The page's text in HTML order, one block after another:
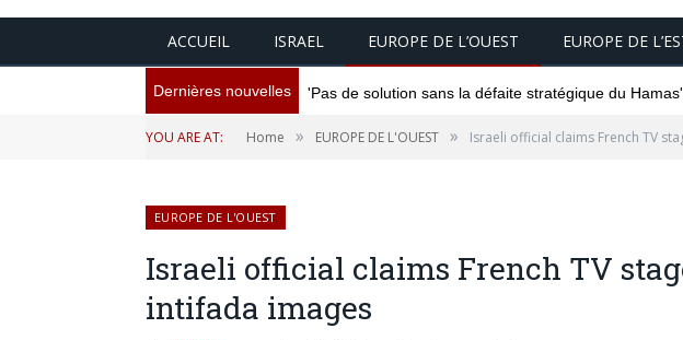
ACCUEIL ISRAEL EUROPE DE L’OUEST EUROPE DE
Dernières nouvelles 'Pas de solution sans la défaite stratégique du
YOU ARE AT: Home » EUROPE DE L'OUEST » Israeli official claims French TV
EUROPE DE L'OUEST
Israeli official claims French TV
intifada images